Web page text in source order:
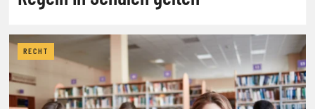
RECHT